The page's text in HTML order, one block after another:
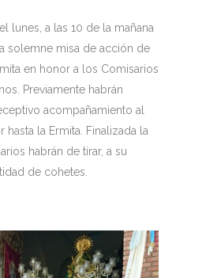
lunes, a las 10 de la mañana
solemne misa de acción de
en honor a los Comisarios
Previamente habrán
acompañamiento al
hasta la Ermita. Finalizada la
habrán de tirar, a su
de cohetes.